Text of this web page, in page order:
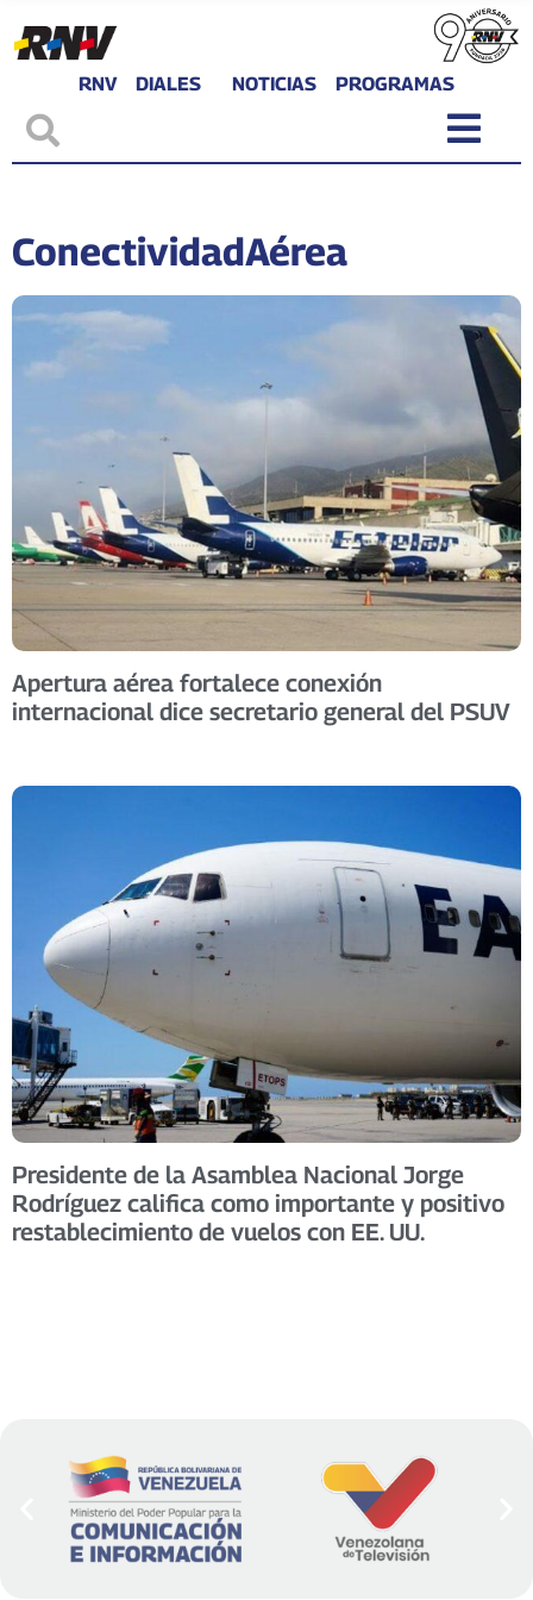
RNV DIALES NOTICIAS PROGRAMAS
ConectividadAérea
Apertura aérea fortalece conexión
internacional dice secretario general del PSUV
Presidente de la Asamblea Nacional Jorge
Rodríguez califica como importante y positivo
restablecimiento de vuelos con EE. UU.